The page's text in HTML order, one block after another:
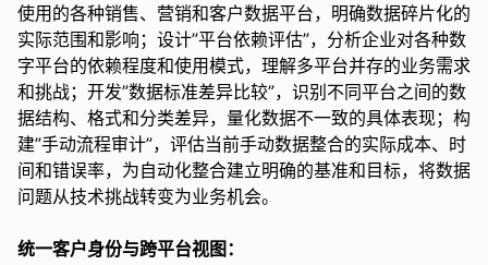
使用的各种销售、营销和客户数据平台，明确数据碎片化的
实际范围和影响；设计”平台依赖评估”，分析企业对各种数
字平台的依赖程度和使用模式，理解多平台并存的业务需求
和挑战；开发”数据标准差异比较”，识别不同平台之间的数
据结构、格式和分类差异，量化数据不一致的具体表现；构
建”手动流程审计”，评估当前手动数据整合的实际成本、时
间和错误率，为自动化整合建立明确的基准和目标，将数据
问题从技术挑战转变为业务机会。
统一客户身份与跨平台视图：